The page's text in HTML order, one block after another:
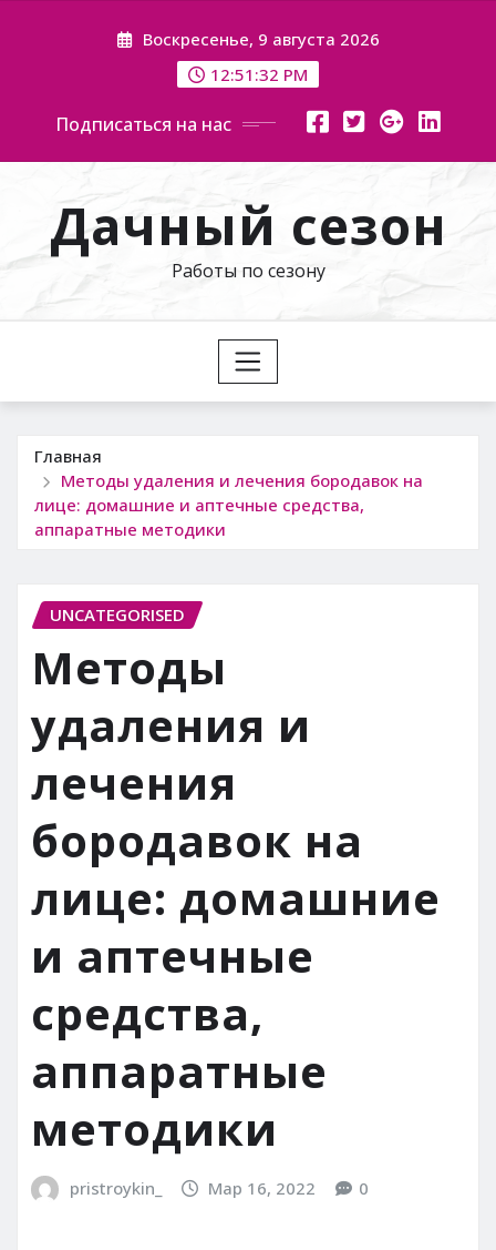
Воскресенье, 9 августа 2026
12:51:33 PM
Подписаться на нас
Дачный сезон
Работы по сезону
Главная
Методы удаления и лечения бородавок на
лице: домашние и аптечные средства,
аппаратные методики
UNCATEGORISED
Методы
удаления и
лечения
бородавок на
лице: домашние
и аптечные
средства,
аппаратные
методики
pristroykin_ Мар 16, 2022 0